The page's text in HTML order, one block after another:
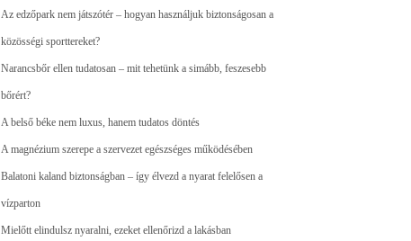
Az edzőpark nem játszótér – hogyan használjuk biztonságosan a
közösségi sporttereket?
Narancsbőr ellen tudatosan – mit tehetünk a simább, feszesebb
bőrért?
A belső béke nem luxus, hanem tudatos döntés
A magnézium szerepe a szervezet egészséges működésében
Balatoni kaland biztonságban – így élvezd a nyarat felelősen a
vízparton
Mielőtt elindulsz nyaralni, ezeket ellenőrizd a lakásban